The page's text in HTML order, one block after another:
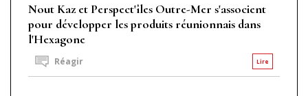
Nout Kaz et Perspect'îles Outre-Mer s'associent
pour développer les produits réunionnais dans
l'Hexagone
Lire
Réagir